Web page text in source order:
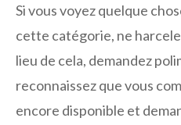
Si vous voyez quelque
cette catégorie, ne
lieu de cela, demandez
reconnaissez que vous
encore disponible et